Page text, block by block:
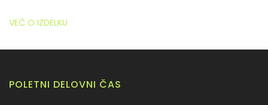
VEČ O IZDELKU
POLETNI DELOVNI ČAS